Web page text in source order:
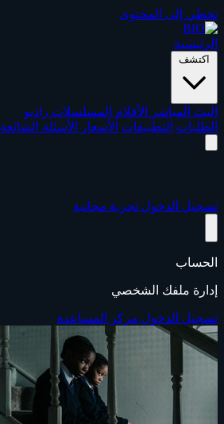
تخطي إلى المحتوى
الرئيسية
اكتشف
البث المباشر الأفلام المسلسلات راديو
الطلبات التطبيقات الأسعار الأسئلة الشائعة
تسجيل الدخول تجربة مجانية
الحساب
إدارة ملفك الشخصي
تسجيل الدخول مركز المساعدة